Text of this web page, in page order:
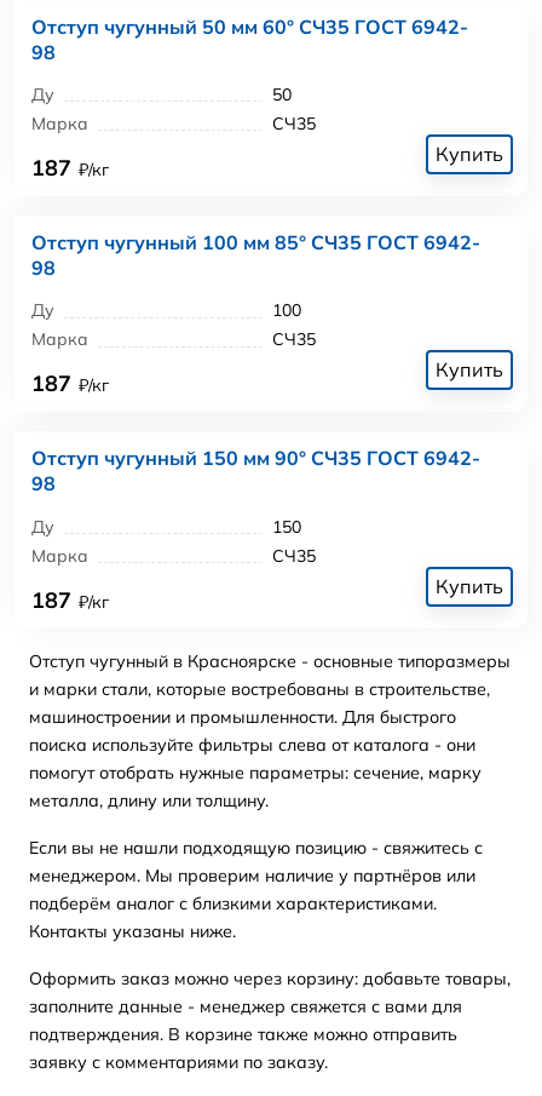
Отступ чугунный 50 мм 60° СЧ35 ГОСТ 6942-
98
Ду
50
Марка
СЧ35
187 ₽/кг
Купить
Отступ чугунный 100 мм 85° СЧ35 ГОСТ 6942-
98
Ду
100
Марка
СЧ35
187 ₽/кг
Купить
Отступ чугунный 150 мм 90° СЧ35 ГОСТ 6942-
98
Ду
150
Марка
СЧ35
187 ₽/кг
Купить
Отступ чугунный в Красноярске - основные типоразмеры
и марки стали, которые востребованы в строительстве,
машиностроении и промышленности. Для быстрого
поиска используйте фильтры слева от каталога - они
помогут отобрать нужные параметры: сечение, марку
металла, длину или толщину.
Если вы не нашли подходящую позицию - свяжитесь с
менеджером. Мы проверим наличие у партнёров или
подберём аналог с близкими характеристиками.
Контакты указаны ниже.
Оформить заказ можно через корзину: добавьте товары,
заполните данные - менеджер свяжется с вами для
подтверждения. В корзине также можно отправить
заявку с комментариями по заказу.